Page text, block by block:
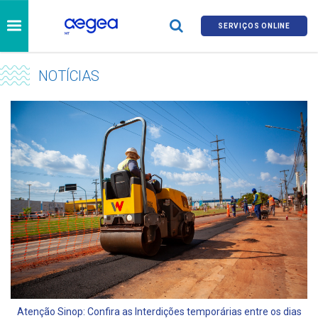
SERVIÇOS ONLINE
NOTÍCIAS
Atenção Sinop: Confira as Interdições temporárias entre os dias